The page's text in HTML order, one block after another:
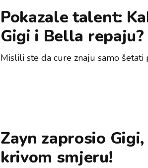
Pokazale talent:
Gigi i Bella repaju?
Mislili ste da cure znaju samo šetati
Zayn zaprosio
krivom smjeru!